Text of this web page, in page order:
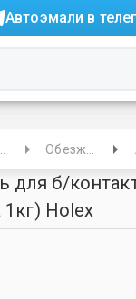
Автоэмали в
для б/
1кг) Holex